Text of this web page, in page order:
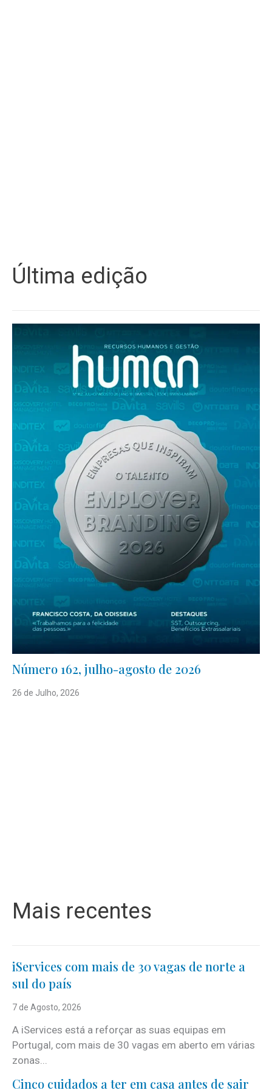
Última edição
Número 162, julho-agosto de 2026
26 de Julho, 2026
Mais recentes
iServices com mais de 30 vagas de norte a
sul do país
7 de Agosto, 2026
A iServices está a reforçar as suas equipas em
Portugal, com mais de 30 vagas em aberto em várias
zonas...
Cinco cuidados a ter em casa antes de sair